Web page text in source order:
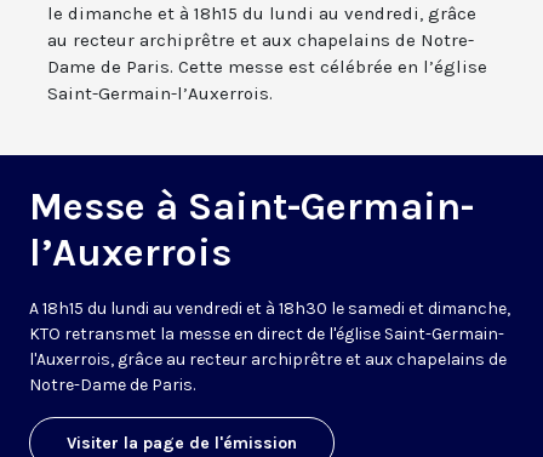
le dimanche et à 18h15 du lundi au vendredi, grâce
au recteur archiprêtre et aux chapelains de Notre-
Dame de Paris. Cette messe est célébrée en l’église
Saint-Germain-l’Auxerrois.
Messe à Saint-Germain-
l’Auxerrois
A 18h15 du lundi au vendredi et à 18h30 le samedi et dimanche,
KTO retransmet la messe en direct de l'église Saint-Germain-
l'Auxerrois, grâce au recteur archiprêtre et aux chapelains de
Notre-Dame de Paris.
Visiter la page de l'émission